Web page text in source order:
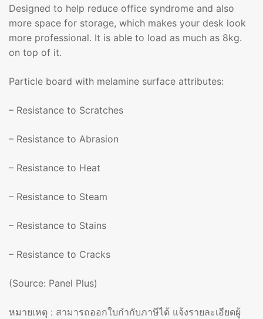
Designed to help reduce office syndrome and also
more space for storage, which makes your desk look
more professional. It is able to load as much as 8kg.
on top of it.
Particle board with melamine surface attributes:
– Resistance to Scratches
– Resistance to Abrasion
– Resistance to Heat
– Resistance to Steam
– Resistance to Stains
– Resistance to Cracks
(Source: Panel Plus)
หมายเหตุ : สามารถออกใบกำกับภาษีได้ แจ้งรายละเอียดผู้